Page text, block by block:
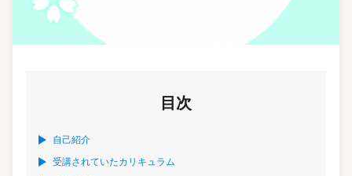
目次
自己紹介
受講されていたカリキュラム